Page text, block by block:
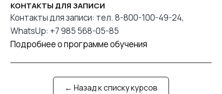
КОНТАКТЫ ДЛЯ ЗАПИСИ
Контакты для записи: тел. 8-800-100-49-24,
WhatsUp: +7 985 568-05-85
Подробнее о программе обучения
← Назад к списку курсов